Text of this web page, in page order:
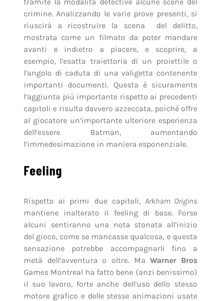
crimine. Analizzando le varie prove presenti, si
riuscirà a ricostruire la scena del delitto,
mostrata come un filmato da poter mandare
avanti e indietro a piacere, e scoprire, a
esempio, l’esatta traiettoria di un proiettile o
l’angolo di caduta di una valigetta contenente
importanti documenti. Questa è sicuramente
l’aggiunta più importante rispetto ai precedenti
capitoli e risulta davvero azzeccata, poiché offre
al giocatore un’importante ulteriore esperienza
dell’essere Batman, aumentando
l’immedesimazione in maniera esponenziale.
Feeling
Rispetto ai primi due capitoli, Arkham Origins
mantiene inalterato il feeling di base. Forse
alcuni sentiranno una nota stonata all’inizio
del gioco, come se mancasse qualcosa, e questa
sensazione potrebbe accompagnarli fino a
metà dell’avventura o oltre. MaWarner Bros
Games Montreal ha fatto bene (anzi benissimo)
il suo lavoro, forte anche dell’uso dello stesso
motore grafico e delle stesse animazioni usate